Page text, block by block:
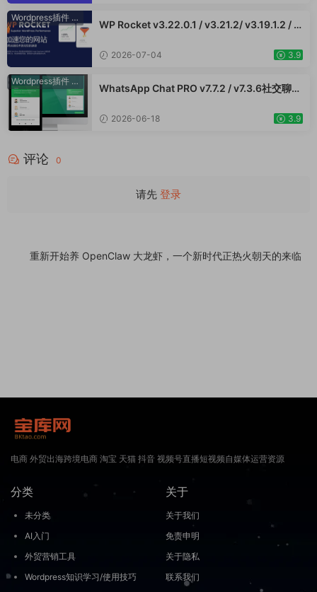
Wordpress插件 WooCommerce插件
WP Rocket v3.22.0.1 / v3.21.2/ v3.19.1.2 / v
Commerce跨境电商市场独立站网页提速应用
2026-07-04 3.9
Wordpress插件 WooCommerce插件
WhatsApp Chat PRO v7.7.2 / v7.3.6社交聊天
插件直接与用户对话提升客户服务
2026-06-18 3.9
评论 0
请先 登录
重新开始养 OpenClaw 大龙虾，一个新时代正热火朝天的来临
电商 外贸出海跨境电商 淘宝 天猫 抖音 视频号直播短视频自媒体运营资源
分类
未分类
AI入门
外贸营销工具
Wordpress知识学习/使用技巧
关于
关于我们
免责申明
关于隐私
联系我们